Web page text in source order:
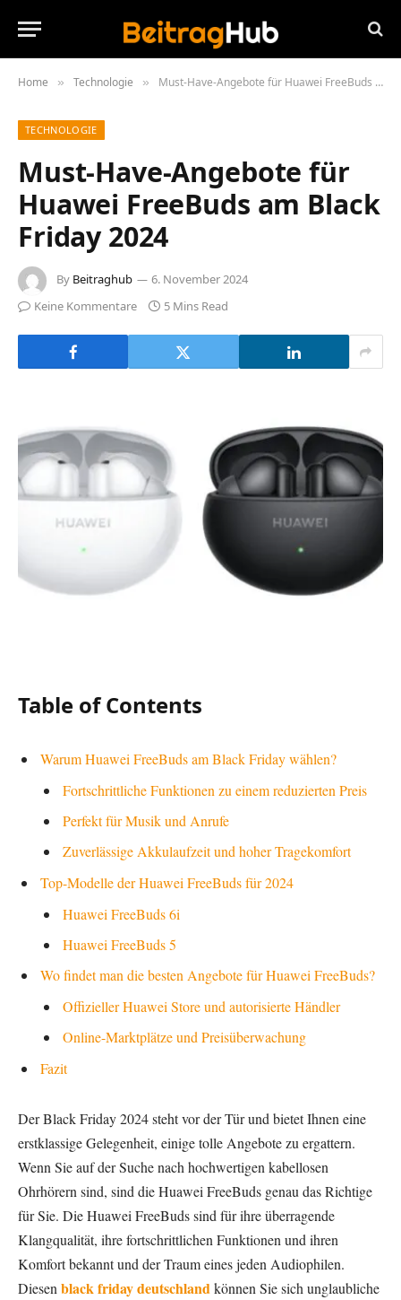
Home » Technologie » Must-Have-Angebote für Huawei FreeBuds am Black Friday 2024
TECHNOLOGIE
Must-Have-Angebote für
Huawei FreeBuds am Black
Friday 2024
By Beitraghub
6. November 2024
Keine Kommentare
5 Mins Read
Table of Contents
Warum Huawei FreeBuds am Black Friday wählen?
Fortschrittliche Funktionen zu einem reduzierten Preis
Perfekt für Musik und Anrufe
Zuverlässige Akkulaufzeit und hoher Tragekomfort
Top-Modelle der Huawei FreeBuds für 2024
Huawei FreeBuds 6i
Huawei FreeBuds 5
Wo findet man die besten Angebote für Huawei FreeBuds?
Offizieller Huawei Store und autorisierte Händler
Online-Marktplätze und Preisüberwachung
Fazit
Der Black Friday 2024 steht vor der Tür und bietet Ihnen eine
erstklassige Gelegenheit, einige tolle Angebote zu ergattern.
Wenn Sie auf der Suche nach hochwertigen kabellosen
Ohrhörern sind, sind die Huawei FreeBuds genau das Richtige
für Sie. Die Huawei FreeBuds sind für ihre überragende
Klangqualität, ihre fortschrittlichen Funktionen und ihren
Komfort bekannt und der Traum eines jeden Audiophilen.
Diesen black friday deutschlandkönnen Sie sich unglaubliche